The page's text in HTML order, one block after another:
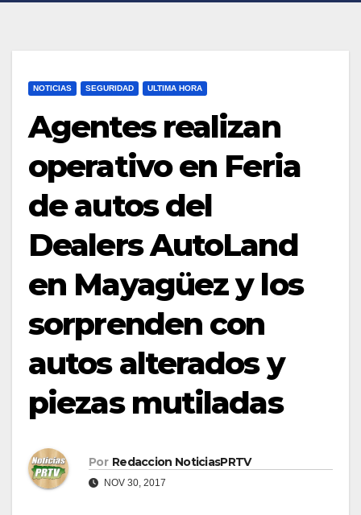
NOTICIAS SEGURIDAD ULTIMA HORA
Agentes realizan
operativo en Feria
de autos del
Dealers AutoLand
en Mayagüez y los
sorprenden con
autos alterados y
piezas mutiladas
Por Redaccion NoticiasPRTV
NOV 30, 2017